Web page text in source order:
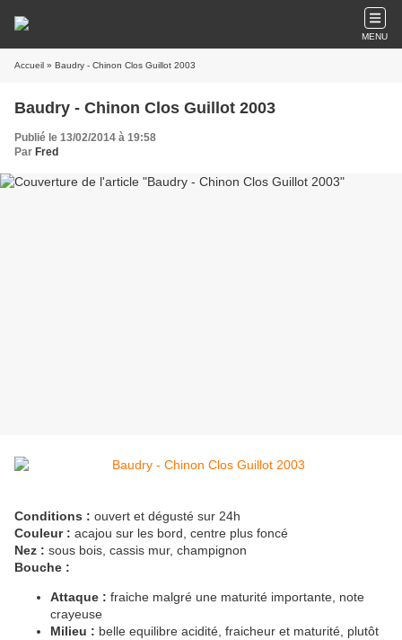
MENU
Accueil » Baudry - Chinon Clos Guillot 2003
Baudry - Chinon Clos Guillot 2003
Publié le 13/02/2014 à 19:58
Par Fred
Conditions : ouvert et dégusté sur 24h
Couleur : acajou sur les bord, centre plus foncé
Nez : sous bois, cassis mur, champignon
Bouche :
Attaque : fraiche malgré une maturité importante, note
crayeuse
Milieu : belle equilibre acidité, fraicheur et maturité, plutôt